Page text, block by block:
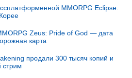
MMORPG Eclipse:
Zeus: Pride of God — дата
карта
продали 300 тысяч копий и
стрим